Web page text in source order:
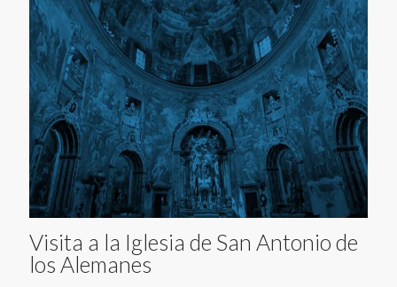
Visita a la Iglesia de San Antonio de
los Alemanes